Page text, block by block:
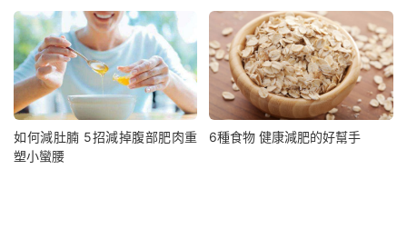
如何減肚腩 5招減掉腹部肥肉重
塑小蠻腰
6種食物 健康減肥的好幫手